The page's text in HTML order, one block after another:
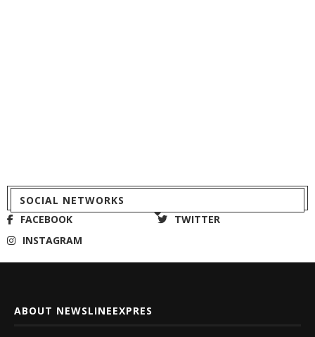
SOCIAL NETWORKS
FACEBOOK
TWITTER
INSTAGRAM
ABOUT NEWSLINEEXPRES